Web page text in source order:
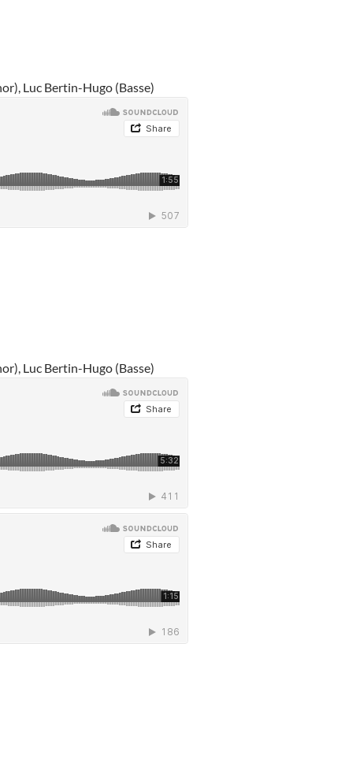
Luc Bertin-Hugo (Basse)
Luc Bertin-Hugo (Basse)